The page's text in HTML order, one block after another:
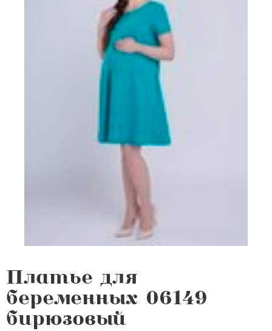
Платье для
беременных 06149
бирюзовый